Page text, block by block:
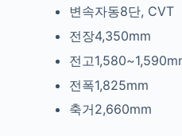
변속자동8단, CVT
전장4,350mm
전고
전폭1,825mm
축거2,660mm